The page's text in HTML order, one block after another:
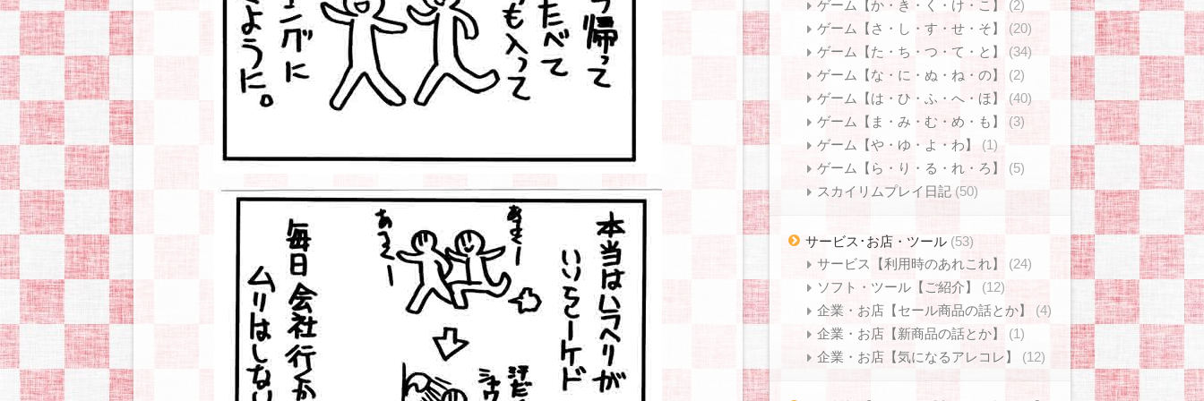
ゲーム【か・き・く・け・こ】
(2)
ゲーム【さ・し・す・せ・そ】
(20)
ゲーム【た・ち・つ・て・と】
(34)
ゲーム【な・に・ぬ・ね・の】
(2)
ゲーム【は・ひ・ふ・へ・ほ】
(40)
ゲーム【ま・み・む・め・も】
(3)
ゲーム【や・ゆ・よ・わ】
(1)
ゲーム【ら・り・る・れ・ろ】
(5)
スカイリムプレイ日記 (50)
サービス･お店・ツール (53)
サービス【利用時のあれこれ】
(24)
ソフト・ツール【ご紹介】
(12)
企業・お店【セール商品の話とか】
(4)
企業・お店【新商品の話とか】
(1)
企業・お店【気になるアレコレ】
(12)